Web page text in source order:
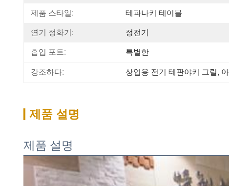
제품 스타일: 테파나키 테이블
연기 정화기: 정전기
흡입 포트: 특별한
강조하다: 상업용 전기 테판야키 그릴,
제품 설명
제품 설명